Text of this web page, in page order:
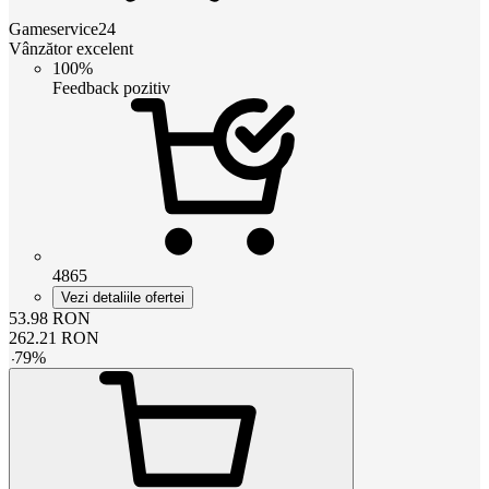
Gameservice24
Vânzător excelent
100%
Feedback pozitiv
4865
Vezi detaliile ofertei
53.98 RON
262.21 RON
-79%